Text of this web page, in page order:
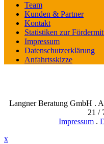
Team
Kunden & Partner
Kontakt
Statistiken zur
Impressum
Datenschutzerklärung
Anfahrtsskizze
Langner Beratung GmbH .
21 /
Impressum.
x